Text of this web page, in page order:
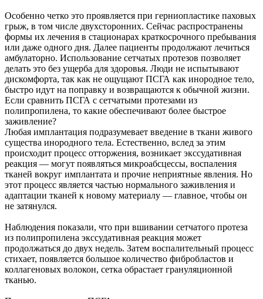
Особенно четко это проявляется при герниопластике паховых
грыж, в том числе двухсторонних. Сейчас распространены
формы их лечения в стационарах краткосрочного пребывания
или даже одного дня. Далее пациенты продолжают лечиться
амбулаторно. Использование сетчатых протезов позволяет
делать это без ущерба для здоровья. Люди не испытывают
дискомфорта, так как не ощущают ПСГА как инородное тело,
быстро идут на поправку и возвращаются к обычной жизни.
Если сравнить ПСГА с сетчатыми протезами из
полипропилена, то какие обеспечивают более быстрое
заживление?
Любая имплантация подразумевает введение в ткани живого
существа инородного тела. Естественно, вслед за этим
происходит процесс отторжения, возникает экссудативная
реакция — могут появляться микроабсцессы, воспаления
тканей вокруг имплантата и прочие неприятные явления. Но
этот процесс является частью нормального заживления и
адаптации тканей к новому материалу — главное, чтобы он
не затянулся.
Наблюдения показали, что при вшивании сетчатого протеза
из полипропилена экссудативная реакция может
продолжаться до двух недель. Затем воспалительный процесс
стихает, появляется большое количество фибробластов и
коллагеновых волокон, сетка обрастает грануляционной
тканью.